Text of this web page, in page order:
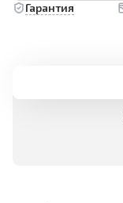
Гарантия